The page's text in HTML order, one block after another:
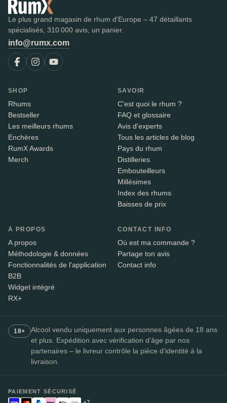
Le plus grand magasin de rhum d'Europe – 47 détaillants
spécialisés, 310 000 avis, un panier.
info@rumx.com
SHOP
Rhums
Bestseller
Les meilleurs rhums
Enchères
RumX Awards
Merch
SAVOIR
C'est quoi le rhum ?
FAQ et glossaire
Avis d'experts
Tous les articles de blog
Pays du rhum
Distilleries
Embouteilleurs
Millésimes
Index des rhums
Baisses de prix
À PROPOS
A propos
Méthodologie & données
Fonctionnalités de l'application
B2B
Widget intégré
RX+
CONTACT INFO
Où est ma commande ?
Partage ton avis
Contact info
18+
Alcool vendu uniquement aux personnes âgées de 18 ans
et plus. Expédition avec vérification d’âge par nos
partenaires – le livreur contrôle la pièce d’identité à la
livraison.
PAIEMENT SÉCURISÉ